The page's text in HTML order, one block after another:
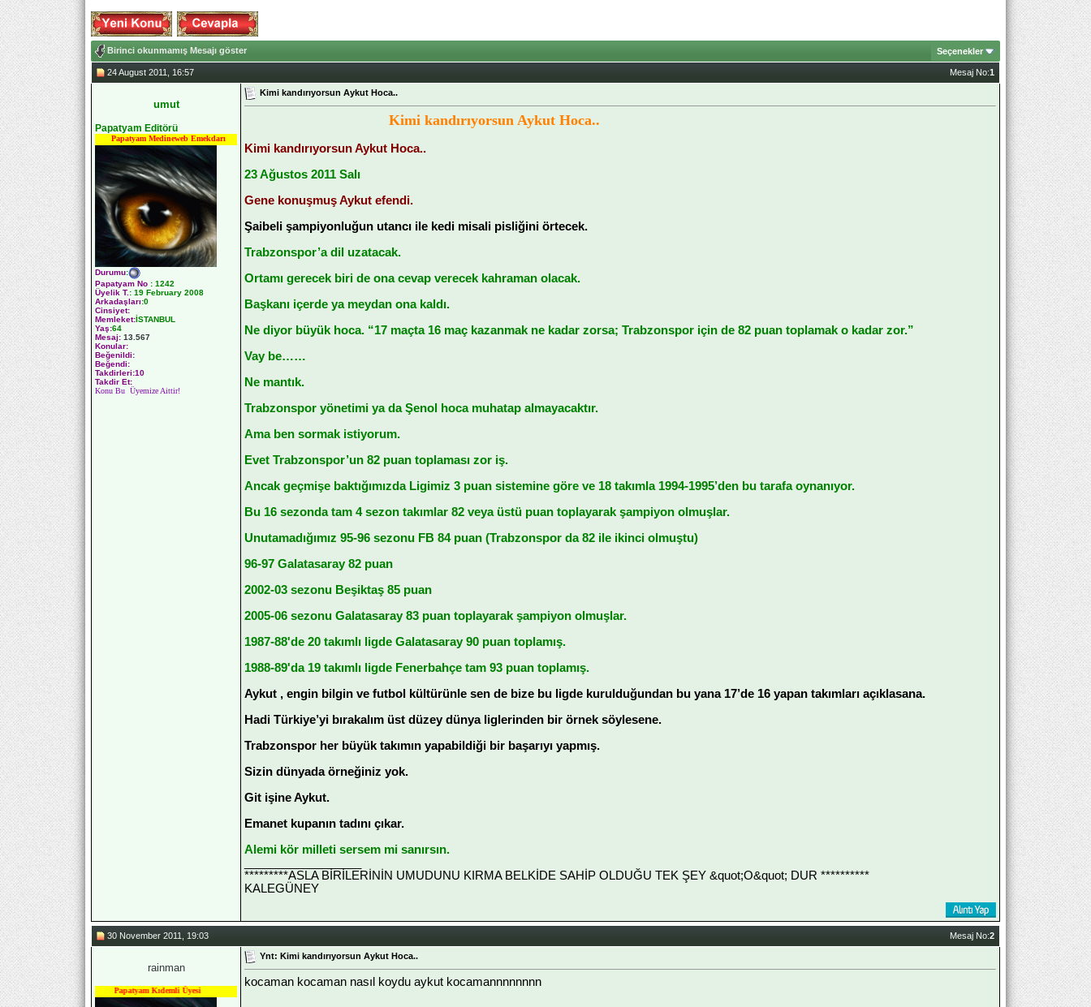
Birinci okunmamış Mesajı göster Seçenekler
24 August 2011, 16:57 Mesaj No:1
umut
Papatyam Editörü
Papatyam Medineweb Emekdarı
Durumu:
Papatyam No : 1242
Üyelik T. : 19 February 2008
Arkadaşları:0
Cinsiyet:
Memleket:İSTANBUL
Yaş:64
Mesaj: 13.567
Konular:
Beğenildi:
Beğendi:
Takdirleri:10
Takdir Et:
Konu Bu Üyemize Aittir!
Kimi kandırıyorsun Aykut Hoca..
Kimi kandırıyorsun Aykut Hoca..
Kimi kandırıyorsun Aykut Hoca..
23 Ağustos 2011 Salı
Gene konuşmuş Aykut efendi.
Şaibeli şampiyonluğun utancı ile kedi misali pisliğini örtecek.
Trabzonspor’a dil uzatacak.
Ortamı gerecek biri de ona cevap verecek kahraman olacak.
Başkanı içerde ya meydan ona kaldı.
Ne diyor büyük hoca. “17 maçta 16 maç kazanmak ne kadar zorsa; Trabzonspor için de 82 puan toplamak o kadar zor.”
Vay be……
Ne mantık.
Trabzonspor yönetimi ya da Şenol hoca muhatap almayacaktır.
Ama ben sormak istiyorum.
Evet Trabzonspor’un 82 puan toplaması zor iş.
Ancak geçmişe baktığımızda Ligimiz 3 puan sistemine göre ve 18 takımla 1994-1995’den bu tarafa oynanıyor.
Bu 16 sezonda tam 4 sezon takımlar 82 veya üstü puan toplayarak şampiyon olmuşlar.
Unutamadığımız 95-96 sezonu FB 84 puan (Trabzonspor da 82 ile ikinci olmuştu)
96-97 Galatasaray 82 puan
2002-03 sezonu Beşiktaş 85 puan
2005-06 sezonu Galatasaray 83 puan toplayarak şampiyon olmuşlar.
1987-88'de 20 takımlı ligde Galatasaray 90 puan toplamış.
1988-89'da 19 takımlı ligde Fenerbahçe tam 93 puan toplamış.
Aykut , engin bilgin ve futbol kültürünle sen de bize bu ligde kurulduğundan bu yana 17’de 16 yapan takımları açıklasana.
Hadi Türkiye’yi bırakalım üst düzey dünya liglerinden bir örnek söylesene.
Trabzonspor her büyük takımın yapabildiği bir başarıyı yapmış.
Sizin dünyada örneğiniz yok.
Git işine Aykut.
Emanet kupanın tadını çıkar.
Alemi kör milleti sersem mi sanırsın.
*********ASLA BİRİLERİNİN UMUDUNU KIRMA BELKİDE SAHİP OLDUĞU TEK ŞEY &quot;O&quot; DUR **********
KALEGÜNEY
30 November 2011, 19:03 Mesaj No:2
rainman
Papatyam Kıdemli Üyesi
Ynt: Kimi kandırıyorsun Aykut Hoca..
kocaman kocaman nasıl koydu aykut kocamannnnnnnn